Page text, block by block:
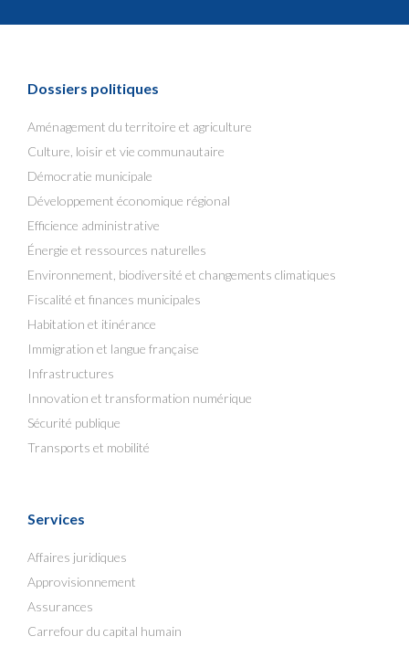
Dossiers politiques
Aménagement du territoire et agriculture
Culture, loisir et vie communautaire
Démocratie municipale
Développement économique régional
Efficience administrative
Énergie et ressources naturelles
Environnement, biodiversité et changements climatiques
Fiscalité et finances municipales
Habitation et itinérance
Immigration et langue française
Infrastructures
Innovation et transformation numérique
Sécurité publique
Transports et mobilité
Services
Affaires juridiques
Approvisionnement
Assurances
Carrefour du capital humain